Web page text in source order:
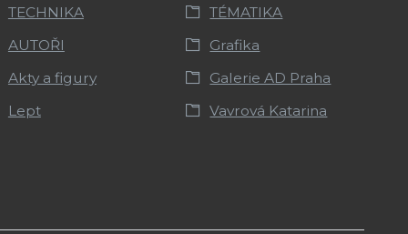
TECHNIKA
TÉMATIKA
AUTOŘI
Grafika
Akty a figury
Galerie AD Praha
Lept
Vavrová Katarina